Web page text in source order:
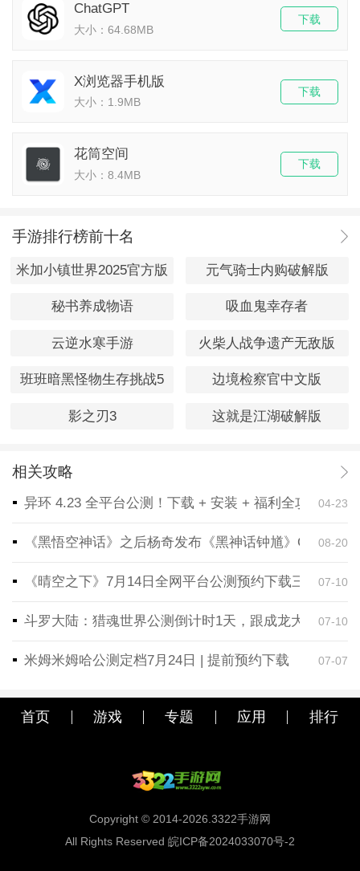
ChatGPT
大小：64.68MB
下载
X浏览器手机版
大小：1.9MB
下载
花筒空间
大小：8.4MB
下载
手游排行榜前十名
米加小镇世界2025官方版 元气骑士内购破解版
秘书养成物语 吸血鬼幸存者
云逆水寒手游 火柴人战争遗产无敌版
班班暗黑怪物生存挑战5 边境检察官中文版
影之刃3 这就是江湖破解版
相关攻略
异环 4.23 全平台公测！下载 + 安装 + 福利全攻略，一
04-23
《黑悟空神话》之后杨奇发布《黑神话钟馗》CG！预
08-20
《晴空之下》7月14日全网平台公测预约下载三端同步
07-10
斗罗大陆：猎魂世界公测倒计时1天，跟成龙大哥一起
07-10
米姆米姆哈公测定档7月24日 | 提前预约下载 07-07
首页 游戏 专题 应用 排行
Copyright © 2014-2026.3322手游网
All Rights Reserved 皖ICP备2024033070号-2